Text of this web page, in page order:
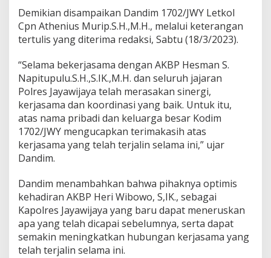
t
K
a
l
r
e
s
J
a
y
a
j
a
y
a
Demikian disampaikan Dandim 1702/JWY Letkol
Cpn Athenius Murip.S.H.,M.H., melalui keterangan
tertulis yang diterima redaksi, Sabtu (18/3/2023).
“Selama bekerjasama dengan AKBP Hesman S.
Napitupulu.S.H.,S.IK.,M.H. dan seluruh jajaran
Polres Jayawijaya telah merasakan sinergi,
kerjasama dan koordinasi yang baik. Untuk itu,
atas nama pribadi dan keluarga besar Kodim
1702/JWY mengucapkan terimakasih atas
kerjasama yang telah terjalin selama ini,” ujar
Dandim.
Dandim menambahkan bahwa pihaknya optimis
kehadiran AKBP Heri Wibowo, S,IK., sebagai
Kapolres Jayawijaya yang baru dapat meneruskan
apa yang telah dicapai sebelumnya, serta dapat
semakin meningkatkan hubungan kerjasama yang
telah terjalin selama ini.